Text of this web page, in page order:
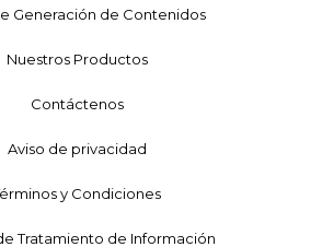
Generación de Contenidos
Nuestros Productos
Contáctenos
Aviso de privacidad
y Condiciones
Tratamiento de Información